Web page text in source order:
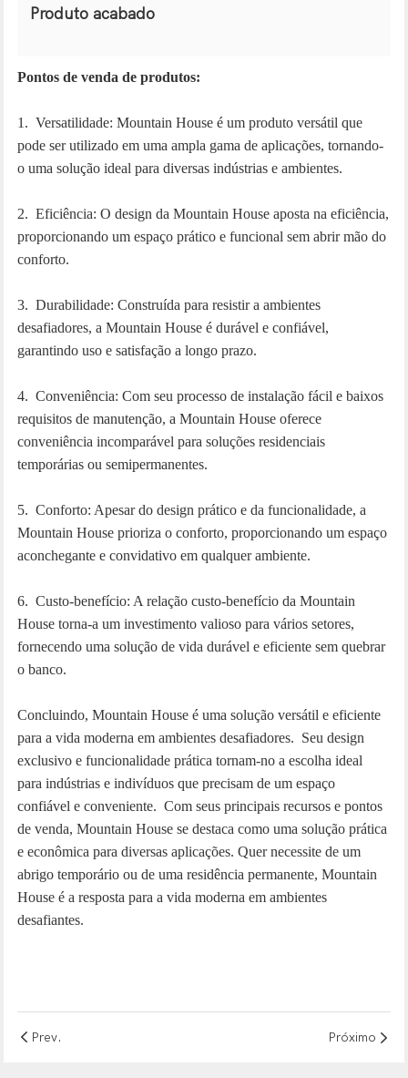
Produto acabado
Pontos de venda de produtos:
1. Versatilidade: Mountain House é um produto versátil que
pode ser utilizado em uma ampla gama de aplicações, tornando-
o uma solução ideal para diversas indústrias e ambientes.
2. Eficiência: O design da Mountain House aposta na eficiência,
proporcionando um espaço prático e funcional sem abrir mão do
conforto.
3. Durabilidade: Construída para resistir a ambientes
desafiadores, a Mountain House é durável e confiável,
garantindo uso e satisfação a longo prazo.
4. Conveniência: Com seu processo de instalação fácil e baixos
requisitos de manutenção, a Mountain House oferece
conveniência incomparável para soluções residenciais
temporárias ou semipermanentes.
5. Conforto: Apesar do design prático e da funcionalidade, a
Mountain House prioriza o conforto, proporcionando um espaço
aconchegante e convidativo em qualquer ambiente.
6. Custo-benefício: A relação custo-benefício da Mountain
House torna-a um investimento valioso para vários setores,
fornecendo uma solução de vida durável e eficiente sem quebrar
o banco.
Concluindo, Mountain House é uma solução versátil e eficiente
para a vida moderna em ambientes desafiadores. Seu design
exclusivo e funcionalidade prática tornam-no a escolha ideal
para indústrias e indivíduos que precisam de um espaço
confiável e conveniente. Com seus principais recursos e pontos
de venda, Mountain House se destaca como uma solução prática
e econômica para diversas aplicações. Quer necessite de um
abrigo temporário ou de uma residência permanente, Mountain
House é a resposta para a vida moderna em ambientes
desafiantes.
Prev. Próximo